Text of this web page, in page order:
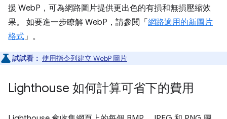
援 WebP，可為網路圖片提供更出色的有損和無損壓縮效
果。 如要進一步瞭解 WebP，請參閱「 網路適用的新圖片
格式」。
試試看： 使用指令列建立 WebP 圖片
Lighthouse 如何計算可省下的費用